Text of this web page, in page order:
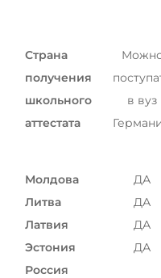
Успех
100%
Наши
КОНСУЛЬТАЦИЯ!
Азербайджан
Армения
Беларусь
Страна
получения
школьного
аттестата
в вуз
Молдова
ДА
Литва
ДА
Латвия
ДА
Эстония
ДА
Россия